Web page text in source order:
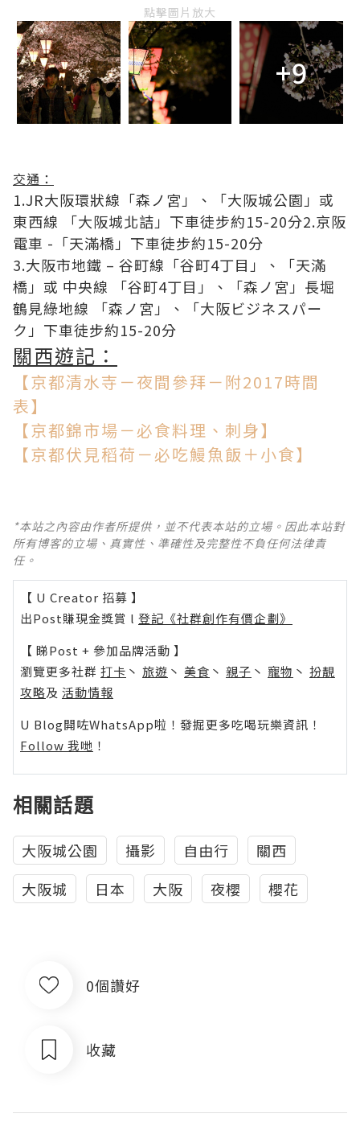
點擊圖片放大
+9
交通：
1.JR大阪環狀線「森ノ宮」、「大阪城公園」或
東西線 「大阪城北詰」下車徒步約15-20分2.京阪
電車 -「天滿橋」下車徒步約15-20分
3.大阪市地鐵 – 谷町線「谷町4丁目」、「天滿
橋」或 中央線 「谷町4丁目」、「森ノ宮」長堀
鶴見綠地線 「森ノ宮」、「大阪ビジネスパー
ク」下車徒步約15-20分
關西遊記：
【京都清水寺－夜間參拜－附2017時間
表】
【京都錦市場－必食料理、刺身】
【京都伏見稻荷－必吃鰻魚飯＋小食】
*本站之內容由作者所提供，並不代表本站的立場。因此本站對
所有博客的立場、真實性、準確性及完整性不負任何法律責
任。
【 U Creator 招募 】
出Post賺現金獎賞 l 登記《社群創作有價企劃》
【 睇Post + 參加品牌活動 】
瀏覽更多社群 打卡 丶 旅遊 丶 美食 丶 親子 丶 寵物 丶 扮靚
攻略及 活動情報
U Blog開咗WhatsApp啦！發掘更多吃喝玩樂資訊！
Follow 我哋 ！
相關話題
大阪城公園 攝影 自由行
關西
大阪城
日本 大阪 夜櫻 櫻花
0個讚好
收藏